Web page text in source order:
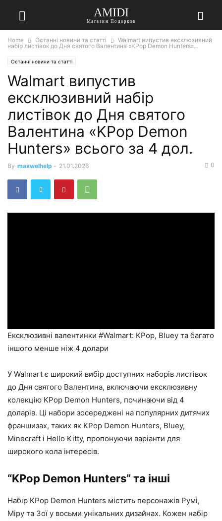
AMIDI
Магазин Подарков
Home Останні новини та статті
Walmart випустив ексклюзивний
набір листівок до Дня святого Валентина «KPop Demon Hunters»...
Останні новини та статті
Walmart випустив
ексклюзивний набір
листівок до Дня святого
Валентина «KPop Demon
Hunters» всього за 4 дол.
By maxwelhelp - 21.01.2026 0
Ексклюзивні валентинки #Walmart: KPop, Bluey та багато
іншого менше ніж 4 долари
У Walmart є широкий вибір доступних наборів листівок
до Дня святого Валентина, включаючи ексклюзивну
колекцію KPop Demon Hunters, починаючи від 4
доларів. Ці набори зосереджені на популярних дитячих
франшизах, таких як KPop Demon Hunters, Bluey,
Minecraft і Hello Kitty, пропонуючи варіанти для
широкого кола інтересів.
“KPop Demon Hunters” та інші
Набір KPop Demon Hunters містить персонажів Румі,
Міру та Зої у восьми унікальних дизайнах. Кожен набір